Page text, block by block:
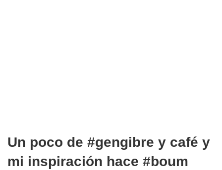
Un poco de #gengibre y café y
mi inspiración hace #boum